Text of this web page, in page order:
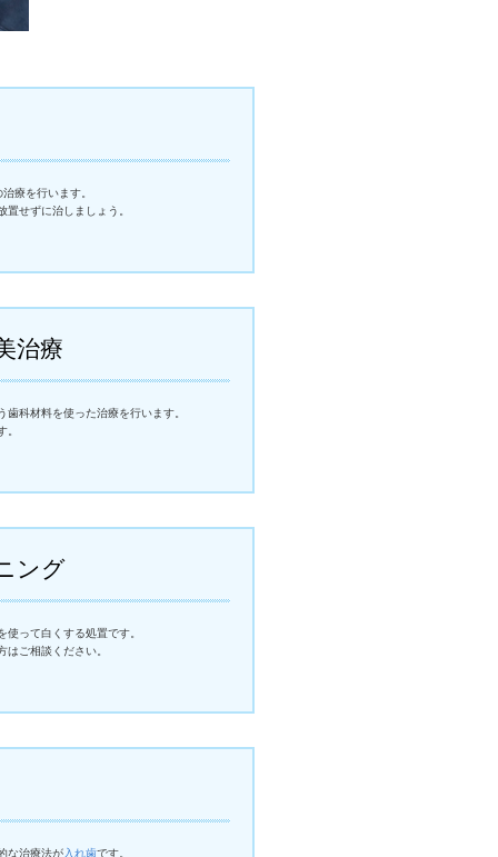
治療を行います。
せずに治しましょう。
治療
科材料を使った治療を行います。
。
ング
使って白くする処置です。
ご相談ください。
な治療法が入れ歯です。